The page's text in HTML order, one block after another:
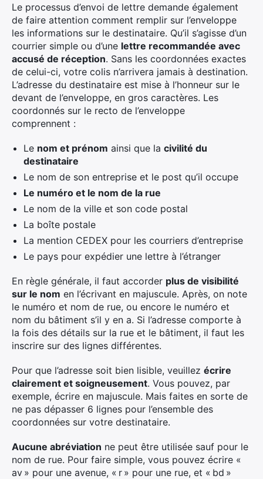
Le processus d’envoi de lettre demande également
de faire attention comment remplir sur l’enveloppe
les informations sur le destinataire. Qu’il s’agisse d’un
courrier simple ou d’une lettre recommandée avec
accusé de réception. Sans les coordonnées exactes
de celui-ci, votre colis n’arrivera jamais à destination.
L’adresse du destinataire est mise à l’honneur sur le
devant de l’enveloppe, en gros caractères. Les
coordonnés sur le recto de l’enveloppe
comprennent :
Le nom et prénom ainsi que la civilité du
destinataire
Le nom de son entreprise et le post qu’il occupe
Le numéro et le nom de la rue
Le nom de la ville et son code postal
La boîte postale
La mention CEDEX pour les courriers d’entreprise
Le pays pour expédier une lettre à l’étranger
En règle générale, il faut accorder plus de visibilité
sur le nom en l’écrivant en majuscule. Après, on note
le numéro et nom de rue, ou encore le numéro et
nom du bâtiment s’il y en a. Si l’adresse comporte à
la fois des détails sur la rue et le bâtiment, il faut les
inscrire sur des lignes différentes.
Pour que l’adresse soit bien lisible, veuillez écrire
clairement et soigneusement. Vous pouvez, par
exemple, écrire en majuscule. Mais faites en sorte de
ne pas dépasser 6 lignes pour l’ensemble des
coordonnées sur votre destinataire.
Aucune abréviation ne peut être utilisée sauf pour le
nom de rue. Pour faire simple, vous pouvez écrire «
av » pour une avenue, « r » pour une rue, et « bd »